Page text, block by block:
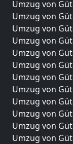
Umzug von
Umzug von
Umzug von
Umzug von
Umzug von
Umzug von
Umzug von
Umzug von
Umzug von
Umzug von
Umzug von
Umzug von